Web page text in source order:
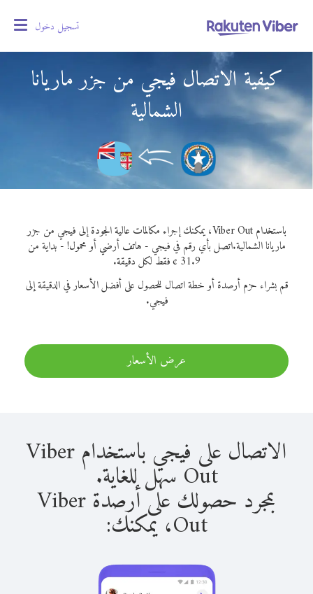
تسجيل دخول
كيفية الاتصال فيجي من جزر ماريانا
الشمالية
باستخدام Viber Out، يمكنك إجراء مكالمات عالية الجودة إلى فيجي من جزر
ماريانا الشمالية.اتصل بأي رقم في فيجي - هاتف أرضي أو محمول! - بداية من
31.9 ¢ فقط لكل دقيقة.
قم بشراء حزم أرصدة أو خطة اتصال للحصول على أفضل الأسعار في الدقيقة إلى
فيجي.
عرض الأسعار
الاتصال على فيجي باستخدام Viber
Out سهل للغاية.
بمجرد حصولك على أرصدة Viber
Out، يمكنك: